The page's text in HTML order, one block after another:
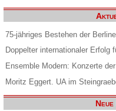
75-jähriges Bestehen der
Doppelter internationaler Erfolg
Ensemble Modern: Konzerte
Moritz Eggert. UA im